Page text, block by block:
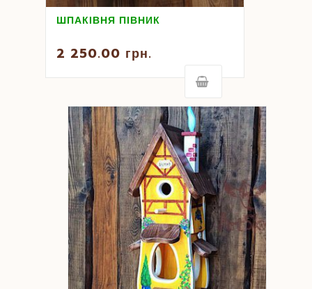
ШПАКІВНЯ ПІВНИК
2 250.00 грн.